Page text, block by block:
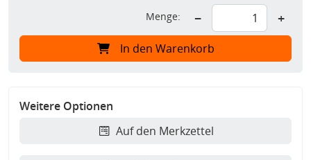
Menge: − +
In den Warenkorb
Weitere Optionen
Auf den Merkzettel